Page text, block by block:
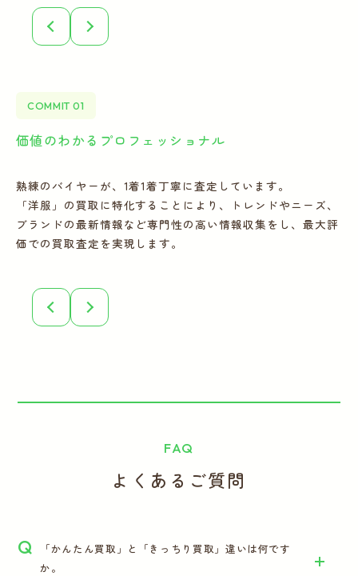
COMMIT 01
価値のわかるプロフェッショナル
熟練のバイヤーが、1着1着丁寧に査定しています。
「洋服」の買取に特化することにより、トレンドやニーズ、
ブランドの最新情報など専門性の高い情報収集をし、最大評
価での買取査定を実現します。
FAQ
よくあるご質問
Q
「かんたん買取」と「きっちり買取」違いは何です
か。